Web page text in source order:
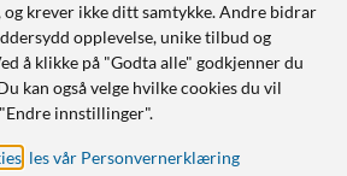
og krever ikke ditt samtykke. Andre bidrar
opplevelse, unike tilbud og
å klikke på "Godta alle" godkjenner du
kan også velge hvilke cookies du vil
innstillinger".
les vår Personvernerklæring